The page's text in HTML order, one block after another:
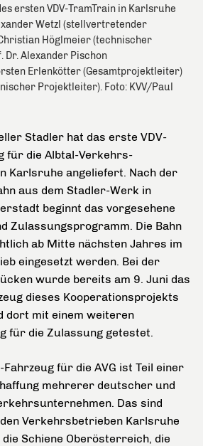
ersten VDV-TramTrain in Karlsruhe
Wetzl (stellvertretender
Höglmeier (technischer
Alexander Pischon
Erlenkötter (Gesamtprojektleiter)
Projektleiter). Foto: KVV/Paul
Stadler hat das erste VDV-
für die Albtal-Verkehrs-
Karlsruhe angeliefert. Nach der
aus dem Stadler-Werk in
beginnt das vorgesehene
Zulassungsprogramm. Die Bahn
ab Mitte nächsten Jahres im
eingesetzt werden. Bei der
wurde bereits am 9. Juni das
dieses Kooperationsprojekts
dort mit einem weiteren
für die Zulassung getestet.
Fahrzeug für die AVG ist Teil einer
mehrerer deutscher und
Das sind
den Verkehrsbetrieben Karlsruhe
die Schiene Oberösterreich, die